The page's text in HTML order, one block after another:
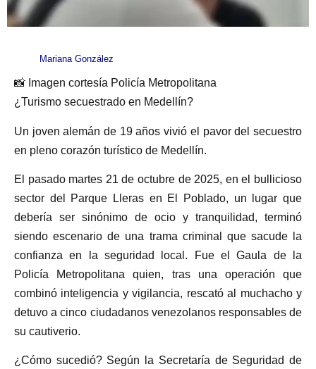
Mariana González
📸 Imagen cortesía Policía Metropolitana
¿Turismo secuestrado en Medellín?
Un joven alemán de 19 años vivió el pavor del secuestro
en pleno corazón turístico de Medellín.
El pasado martes 21 de octubre de 2025, en el bullicioso
sector del Parque Lleras en El Poblado, un lugar que
debería ser sinónimo de ocio y tranquilidad, terminó
siendo escenario de una trama criminal que sacude la
confianza en la seguridad local. Fue el Gaula de la
Policía Metropolitana quien, tras una operación que
combinó inteligencia y vigilancia, rescató al muchacho y
detuvo a cinco ciudadanos venezolanos responsables de
su cautiverio.
¿Cómo sucedió? Según la Secretaría de Seguridad de